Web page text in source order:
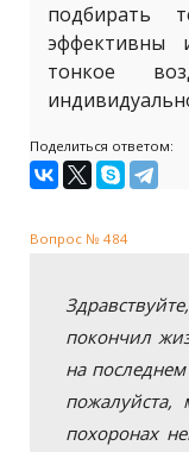
подбирать
эффективны
тонкое
Поделиться ответом:
Вопрос № 484
покончил
на
похоронах